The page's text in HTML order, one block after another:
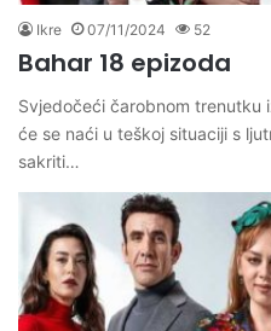
Ikre 07/11/2024 52
Bahar 18 epizoda
Svjedočeći čarobnom trenutku
će se naći u teškoj situaciji s
sakriti…